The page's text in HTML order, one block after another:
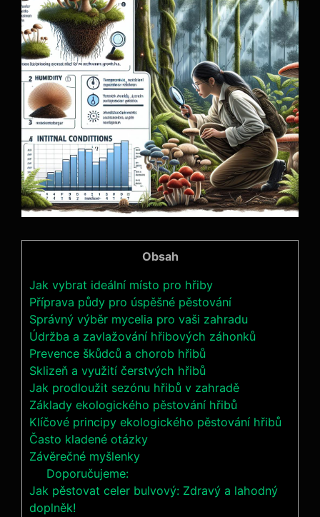
Obsah
Jak vybrat ideální místo pro hřiby
Příprava půdy pro úspěšné pěstování
Správný výběr mycelia pro vaši zahradu
Údržba a zavlažování hřibových záhonků
Prevence škůdců a chorob hřibů
Sklizeň a využití čerstvých hřibů
Jak prodloužit sezónu hřibů v zahradě
Základy ekologického pěstování hřibů
Klíčové principy ekologického pěstování hřibů
Často kladené otázky
Závěrečné myšlenky
Doporučujeme:
Jak pěstovat celer bulvový: Zdravý a lahodný
doplněk!